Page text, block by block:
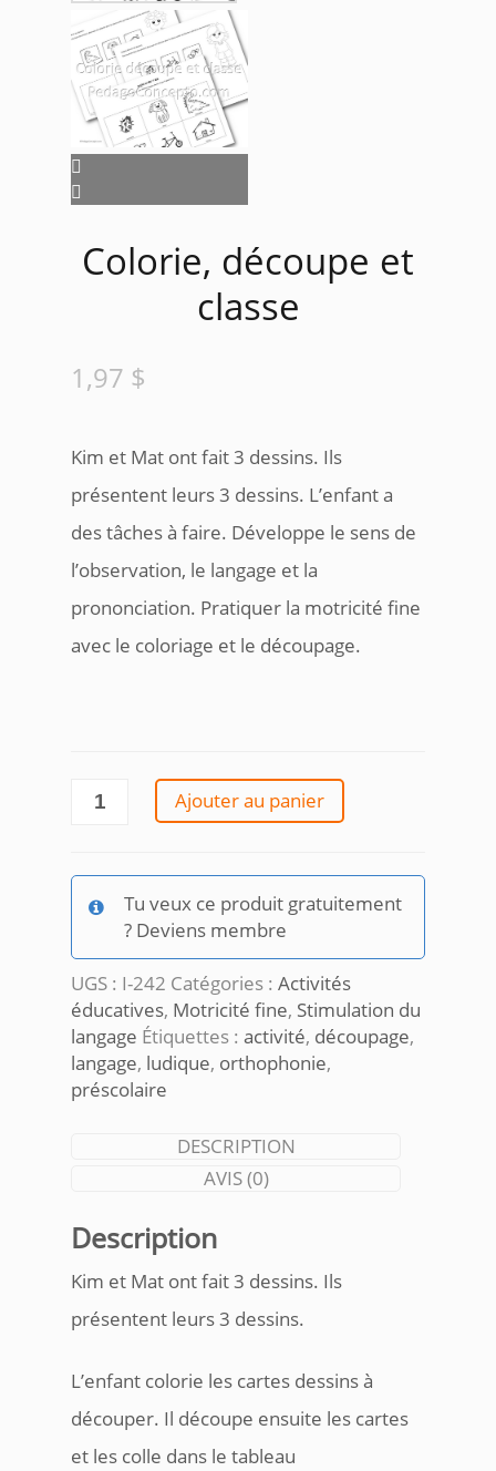
Colorie, découpe et
classe
1,97 $
Kim et Mat ont fait 3 dessins. Ils
présentent leurs 3 dessins. L’enfant a
des tâches à faire. Développe le sens de
l’observation, le langage et la
prononciation. Pratiquer la motricité fine
avec le coloriage et le découpage.
quantité
découpe
classe
Ajouter au panier
Tu veux ce produit gratuitement
? Deviens membre
UGS : I-242 Catégories : Activités
éducatives, Motricité fine, Stimulation du
langage Étiquettes : activité, découpage,
langage, ludique, orthophonie,
préscolaire
DESCRIPTION
AVIS (0)
Description
Kim et Mat ont fait 3 dessins. Ils
présentent leurs 3 dessins.
L’enfant colorie les cartes dessins à
découper. Il découpe ensuite les cartes
et les colle dans le tableau